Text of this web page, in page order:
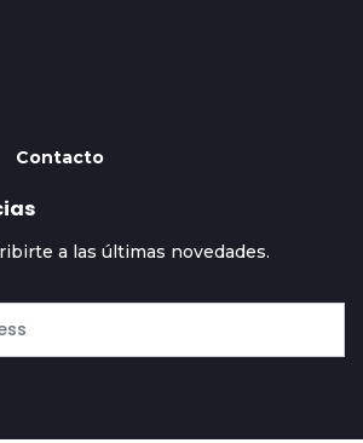
Contacto
a las últimas novedades.